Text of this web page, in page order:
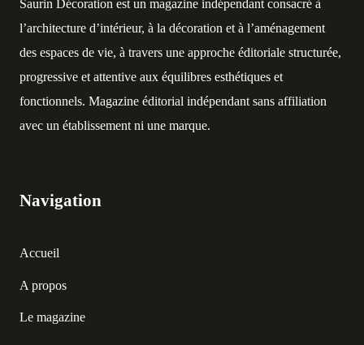
Saurin Décoration est un magazine indépendant consacré à
l’architecture d’intérieur, à la décoration et à l’aménagement
des espaces de vie, à travers une approche éditoriale structurée,
progressive et attentive aux équilibres esthétiques et
fonctionnels. Magazine éditorial indépendant sans affiliation
avec un établissement ni une marque.
Navigation
Accueil
A propos
Le magazine